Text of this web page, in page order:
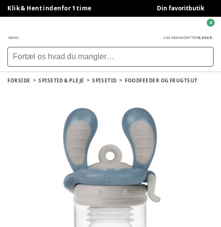
Klik & Hent indenfor 1 time Din favoritbutik
MENU LOG INDFAVORITTER0,00 KR.
0
FORSIDE SPISETID & PLEJE SPISETID FOODFEEDER OG FRUGTSUT